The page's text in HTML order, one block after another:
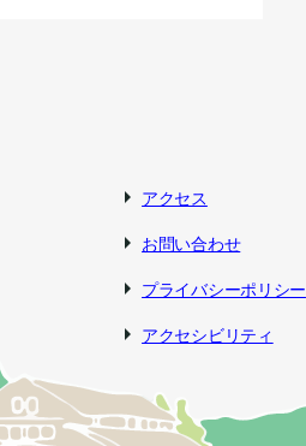
アクセス
お問い合わせ
プライバシーポリシー
アクセシビリティ